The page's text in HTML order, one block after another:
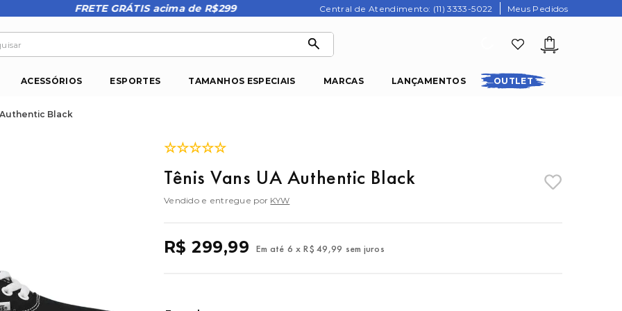
FRETE GRÁTIS acima de R$299 Central de Atendimento: (11) 3333-5022 Meus Pedidos
ACESSÓRIOS ESPORTES TAMANHOS ESPECIAIS MARCAS LANÇAMENTOS OUTLET
Authentic Black
☆☆☆☆☆
Tênis Vans UA Authentic Black
Vendido e entregue por KYW
R$ 299,99 Em até 6 x R$ 49,99 sem juros